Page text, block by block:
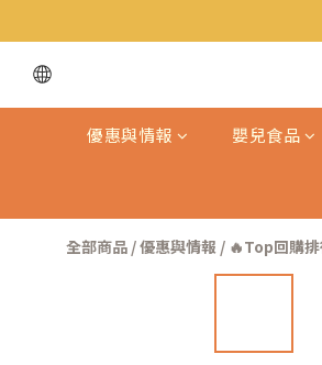
優惠與情報 嬰兒食品
全部商品 /優惠與情報 / 🔥Top回購